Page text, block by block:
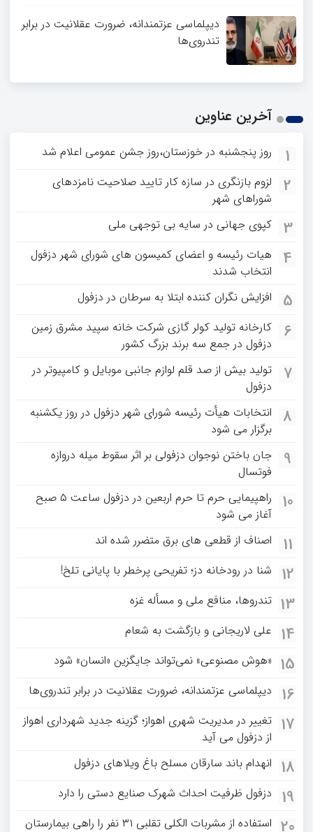
دیپلماسی عزتمندانه، ضرورت عقلانیت در برابر
تندروی‌ها
آخرین عناوین
1 روز پنجشنبه در خوزستان،روز جشن عمومی اعلام شد
2
لزوم بازنگری در سازه کار تایید صلاحیت نامزدهای
شوراهای شهر
3 کپوی جهانی در سایه بی توجهی ملی
4
هیات رئیسه و اعضای کمیسون های شورای شهر دزفول
انتخاب شدند
5 افزایش نگران کننده ابتلا به سرطان در دزفول
6
کارخانه تولید کولر گازی شرکت خانه سپید مشرق زمین
دزفول در جمع سه برند بزرگ کشور
7
تولید بیش از صد قلم لوازم جانبی موبایل و کامپیوتر در
دزفول
8
انتخابات هیأت رئیسه شورای شهر دزفول در روز یکشنبه
برگزار می شود
9
جان باختن نوجوان دزفولی بر اثر سقوط میله دروازه
فوتسال
10
راهپیمایی حرم تا حرم اربعین در دزفول ساعت ۵ صبح
آغاز می شود
11 اصناف از قطعی های برق متضرر شده اند
12 شنا در رودخانه دز؛ تفریحی پرخطر با پایانی تلخ!
13 تندروها، منافع ملی و مسأله غزه
14 علی لاریجانی و بازگشت به شعام
15 «هوش مصنوعی» نمی‌تواند جایگزین «انسان» شود
16 دیپلماسی عزتمندانه، ضرورت عقلانیت در برابر تندروی‌ها
17 تغییر در مدیریت شهری اهواز؛ گزینه جدید شهرداری اهواز
از دزفول می آید
18 انهدام باند سارقان مسلح باغ‌ ویلاهای دزفول
19 دزفول ظرفیت احداث شهرک صنایع دستی را دارد
استفاده از مشربات الکلی تقلبی ۳۱ نفر را راهی بیمارستان